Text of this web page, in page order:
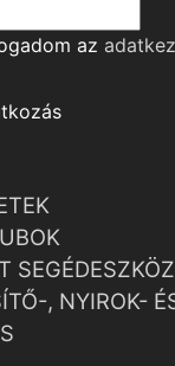
az
, NYIROK-